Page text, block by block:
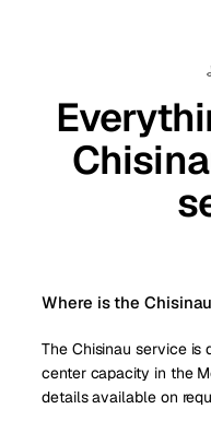
Where is the
The Chisinau service is
center capacity in the
details available on